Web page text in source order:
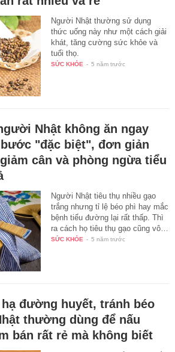
Người Nhật thường sử dụng
thức uống này như một cách giải
khát, tăng cường sức khỏe và
tuổi thọ.
SỨC KHỎE - 5 năm trước
Nhật không ăn ngay
"đặc biệt", đơn giản
cân và phòng ngừa tiểu
Người Nhật tiêu thụ nhiều gạo
trắng nhưng tỉ lệ béo phì hay mắc
bệnh tiểu đường lại rất thấp. Thì
ra cách họ tiêu thụ gạo cũng vô…
SỨC KHỎE - 5 năm trước
đường huyết, tránh béo
thường dùng để nấu
bán rất rẻ mà không biết